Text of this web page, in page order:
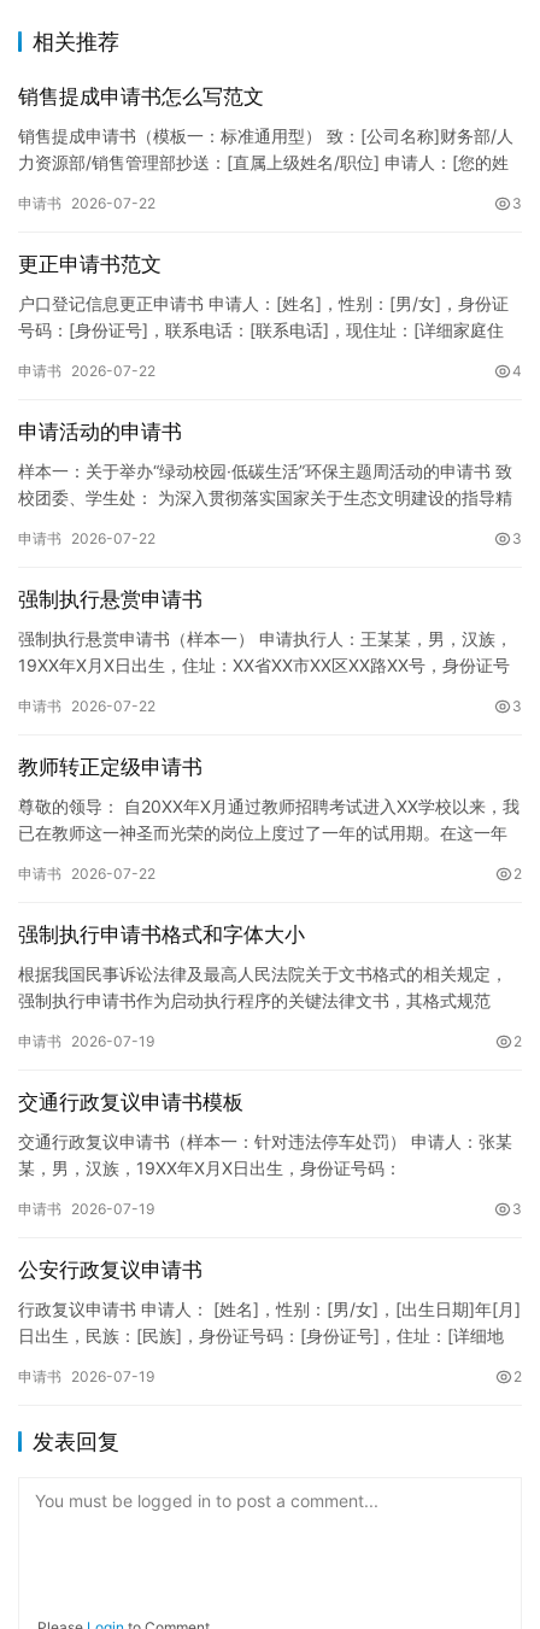
相关推荐
销售提成申请书怎么写范文
销售提成申请书（模板一：标准通用型） 致：[公司名称]财务部/人
力资源部/销售管理部抄送：[直属上级姓名/职位] 申请人：[您的姓
申请书 2026-07-22 3
更正申请书范文
户口登记信息更正申请书 申请人：[姓名]，性别：[男/女]，身份证
号码：[身份证号]，联系电话：[联系电话]，现住址：[详细家庭住
申请书 2026-07-22 4
申请活动的申请书
样本一：关于举办“绿动校园·低碳生活”环保主题周活动的申请书 致
校团委、学生处： 为深入贯彻落实国家关于生态文明建设的指导精
申请书 2026-07-22 3
强制执行悬赏申请书
强制执行悬赏申请书（样本一） 申请执行人：王某某，男，汉族，
19XX年X月X日出生，住址：XX省XX市XX区XX路XX号，身份证号
申请书 2026-07-22 3
教师转正定级申请书
尊敬的领导： 自20XX年X月通过教师招聘考试进入XX学校以来，我
已在教师这一神圣而光荣的岗位上度过了一年的试用期。在这一年
申请书 2026-07-22 2
强制执行申请书格式和字体大小
根据我国民事诉讼法律及最高人民法院关于文书格式的相关规定，
强制执行申请书作为启动执行程序的关键法律文书，其格式规范
纸张与…
申请书 2026-07-19 2
交通行政复议申请书模板
交通行政复议申请书（样本一：针对违法停车处罚） 申请人：张某
某，男，汉族，19XX年X月X日出生，身份证号码：
申请书 2026-07-19 3
公安行政复议申请书
行政复议申请书 申请人： [姓名]，性别：[男/女]，[出生日期]年[月]
日出生，民族：[民族]，身份证号码：[身份证号]，住址：[详细地
申请书 2026-07-19 2
发表回复
You must be logged in to post a comment...